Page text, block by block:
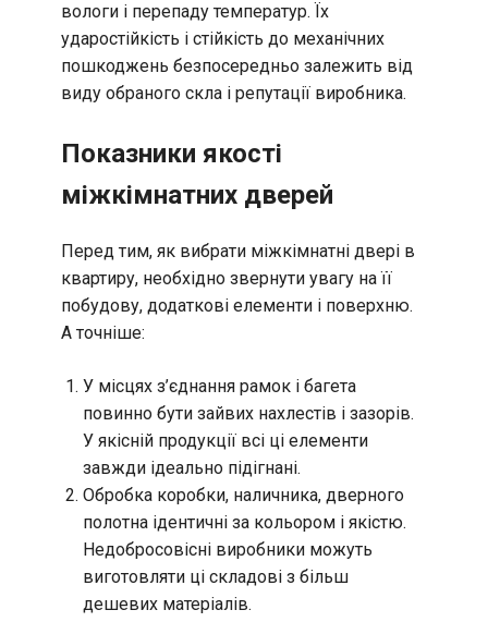
вологи і перепаду температур. Їх
ударостійкість і стійкість до механічних
пошкоджень безпосередньо залежить від
виду обраного скла і репутації виробника.
Показники якості
міжкімнатних дверей
Перед тим, як вибрати міжкімнатні двері в
квартиру, необхідно звернути увагу на її
побудову, додаткові елементи і поверхню.
А точніше:
У місцях з’єднання рамок і багета
повинно бути зайвих нахлестів і зазорів.
У якісній продукції всі ці елементи
завжди ідеально підігнані.
Обробка коробки, наличника, дверного
полотна ідентичні за кольором і якістю.
Недобросовісні виробники можуть
виготовляти ці складові з більш
дешевих матеріалів.